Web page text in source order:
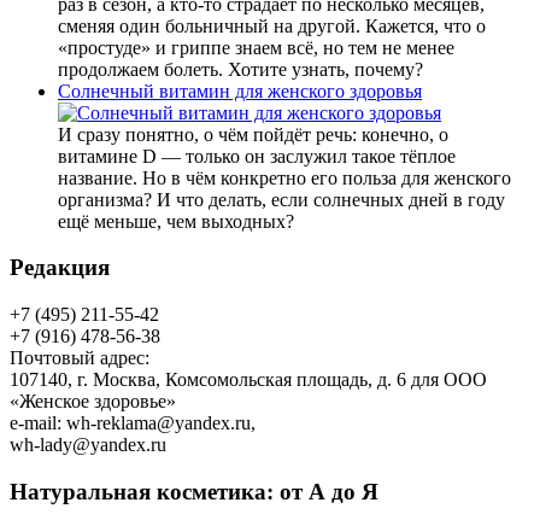
сменяя один больничный на другой. Кажется, что о
«простуде» и гриппе знаем всё, но тем не менее
продолжаем болеть. Хотите узнать, почему?
Солнечный витамин для женского здоровья
И сразу понятно, о чём пойдёт речь: конечно, о
витамине D — только он заслужил такое тёплое
название. Но в чём конкретно его польза для женского
организма? И что делать, если солнечных дней в году
ещё меньше, чем выходных?
Редакция
+7 (495) 211-55-42
+7 (916) 478-56-38
Почтовый адрес:
107140, г. Москва, Комсомольская площадь, д. 6 для ООО
«Женское здоровье»
e-mail: wh-reklama@yandex.ru,
wh-lady@yandex.ru
Натуральная косметика: от А до Я